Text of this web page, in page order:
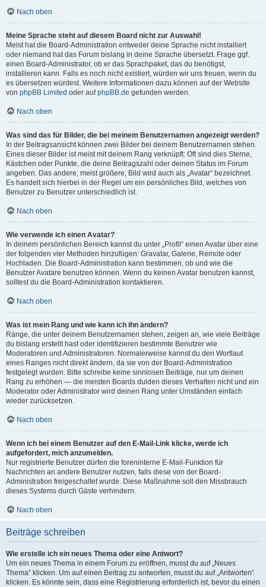
Nach oben
Meine Sprache steht auf diesem Board nicht zur Auswahl!
Meist hat die Board-Administration entweder deine Sprache nicht installiert
oder niemand hat das Forum bislang in deine Sprache übersetzt. Frage ggf.
einen Board-Administrator, ob er das Sprachpaket, das du benötigst,
installieren kann. Falls es noch nicht existiert, würden wir uns freuen, wenn du
es übersetzen würdest. Weitere Informationen dazu können auf der Website
von phpBB Limited oder aufphpBB.de gefunden werden.
Nach oben
Was sind das für Bilder, die bei meinem Benutzernamen angezeigt werden?
In der Beitragsansicht können zwei Bilder bei deinem Benutzernamen stehen.
Eines dieser Bilder ist meist mit deinem Rang verknüpft: Oft sind dies Sterne,
Kästchen oder Punkte, die deine Beitragszahl oder deinen Status im Forum
angeben. Das andere, meist größere, Bild wird auch als „Avatar“ bezeichnet.
Es handelt sich hierbei in der Regel um ein persönliches Bild, welches von
Benutzer zu Benutzer unterschiedlich ist.
Nach oben
Wie verwende ich einen Avatar?
In deinem persönlichen Bereich kannst du unter „Profil“ einen Avatar über eine
der folgenden vier Methoden hinzufügen: Gravatar, Galerie, Remote oder
Hochladen. Die Board-Administration kann bestimmen, ob und wie die
Benutzer Avatare benutzen können. Wenn du keinen Avatar benutzen kannst,
solltest du die Board-Administration kontaktieren.
Nach oben
Was ist mein Rang und wie kann ich ihn ändern?
Ränge, die unter deinem Benutzernamen stehen, zeigen an, wie viele Beiträge
du bislang erstellt hast oder identifizieren bestimmte Benutzer wie
Moderatoren und Administratoren. Normalerweise kannst du den Wortlaut
eines Ranges nicht direkt ändern, da sie von der Board-Administration
festgelegt wurden. Bitte schreibe keine sinnlosen Beiträge, nur um deinen
Rang zu erhöhen — die meisten Boards dulden dieses Verhalten nicht und ein
Moderator oder Administrator wird deinen Rang unter Umständen einfach
wieder zurücksetzen.
Nach oben
Wenn ich bei einem Benutzer auf den E-Mail-Link klicke, werde ich
aufgefordert, mich anzumelden.
Nur registrierte Benutzer dürfen die foreninterne E-Mail-Funktion für
Nachrichten an andere Benutzer nutzen, falls diese von der Board-
Administration freigeschaltet wurde. Diese Maßnahme soll den Missbrauch
dieses Systems durch Gäste verhindern.
Nach oben
Beiträge schreiben
Wie erstelle ich ein neues Thema oder eine Antwort?
Um ein neues Thema in einem Forum zu eröffnen, musst du auf „Neues
Thema“ klicken. Um auf einen Beitrag zu antworten, musst du auf „Antworten“
klicken. Es könnte sein, dass eine Registrierung erforderlich ist, bevor du einen